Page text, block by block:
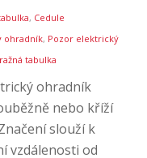
, Cedule
ohradník, Pozor elektrický
tabulka
ohradník
nebo kříží
slouží k
vzdálenosti od